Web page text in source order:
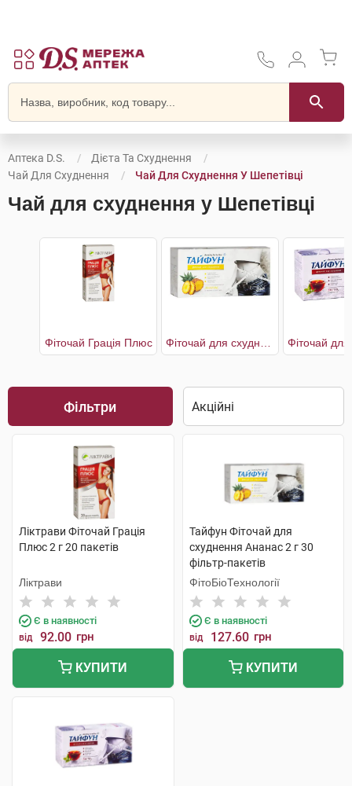
Аптека D.S.
Дієта Та Схуднення
Чай Для Схуднення
Чай Для Схуднення У Шепетівці
Чай для схуднення у Шепетівці
Фіточай Грація Плюс
Фільтри
Ліктрави Фіточай Грація
Плюс 2 г 20 пакетів
Ліктрави
Є в наявності
від 92.00 грн
КУПИТИ
Тайфун Фіточай для
схуднення Ананас 2 г 30
фільтр-пакетів
ФітоБіоТехнології
Є в наявності
від 127.60 грн
КУПИТИ